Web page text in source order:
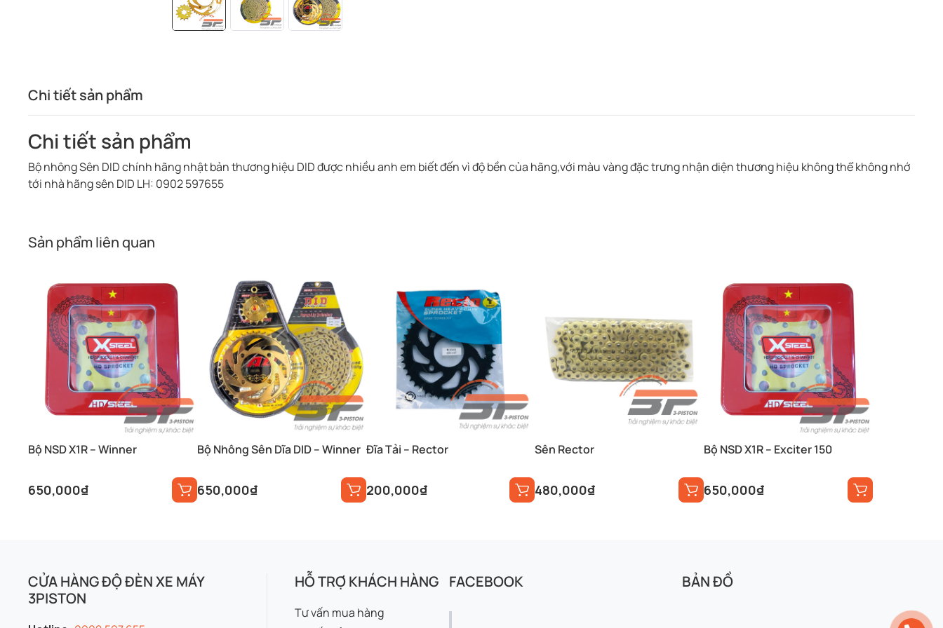
Chi tiết sản phẩm
Chi tiết sản phẩm
Bộ nhông Sên DID chính hãng nhật bản thương hiệu DID được nhiều anh em biết đến vì độ bền của hãng,với màu vàng đặc trưng nhận diện thương hiệu không thể không nhớ
tới nhà hãng sên DID LH: 0902 597655
Sản phẩm liên quan
Bộ NSD X1R – Winner
650,000₫
Bộ Nhông Sên Dĩa DID – Winner
650,000₫
Đĩa Tải – Rector
200,000₫
Sên Rector
480,000₫
Bộ NSD X1R – Exciter 150
650,000₫
CỬA HÀNG ĐỘ ĐÈN XE MÁY
3PISTON
HỖ TRỢ KHÁCH HÀNG
Tư vấn mua hàng
FACEBOOK BẢN ĐỒ